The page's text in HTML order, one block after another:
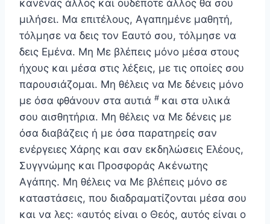
κανένας άλλος και ουδέποτε άλλος θα σου
μιλήσει. Μα επιτέλους, Αγαπη­μένε μαθητή,
τόλμησε να δεις τον Εαυτό σου, τόλμησε να
δεις Εμένα. Μη Με βλέπεις μόνο μέσα στους
ήχους και μέσα στις λέξεις, με τις οποίες σου
παρουσιάζομαι. Μη θέλεις να Με δένεις μόνο
με όσα φθάνουν στα αυτιά # και στα υλικά
σου αισθητήρια. Μη θέλεις να Με δένεις με
όσα διαβάζεις ή με όσα παρατηρείς σαν
ενέργειες Χάρης και σαν εκδηλώσεις Ελέους,
Συγγνώμης και Προσφοράς Ακένωτης
Αγάπης. Μη θέλεις να Με βλέπεις μόνο σε
καταστάσεις, που διαδραματίζονται μέσα σου
και να λες: «αυτός είναι ο Θεός, αυτός είναι ο